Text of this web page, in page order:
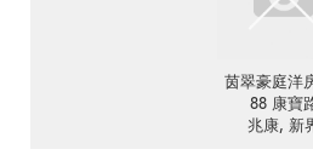
茵翠豪庭洋
88 康寶
兆康, 新